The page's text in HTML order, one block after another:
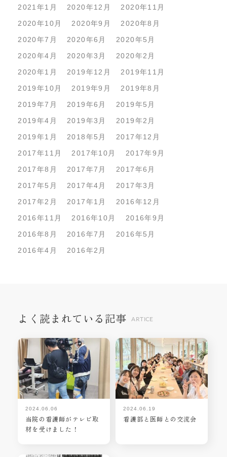
2021年1月
2020年12月
2020年11月
2020年10月
2020年9月
2020年8月
2020年7月
2020年6月
2020年5月
2020年4月
2020年3月
2020年2月
2020年1月
2019年12月
2019年11月
2019年10月
2019年9月
2019年8月
2019年7月
2019年6月
2019年5月
2019年4月
2019年3月
2019年2月
2019年1月
2018年5月
2017年12月
2017年11月
2017年10月
2017年9月
2017年8月
2017年7月
2017年6月
2017年5月
2017年4月
2017年3月
2017年2月
2017年1月
2016年12月
2016年11月
2016年10月
2016年9月
2016年8月
2016年7月
2016年5月
2016年4月
2016年2月
よく読まれている記事 ARTICE
2024.06.06
当院の看護師がテレビ取
材を受けました！
2024.06.19
看護部と医師との交流会